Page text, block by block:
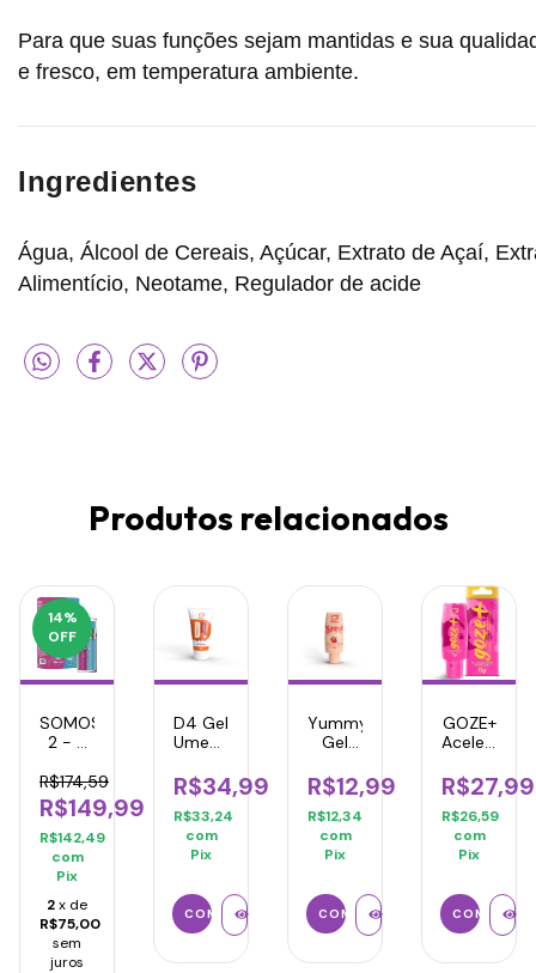
Para que suas funções sejam mantidas e sua
e fresco, em temperatura ambiente.
Ingredientes
Água, Álcool de Cereais, Açúcar, Extrato de Açaí,
Alimentício, Neotame, Regulador de acide
Produtos relacionados
14%
OFF
SOMOS
2 - 2
R$174,59
R$149,99
R$142,49
com
Pix
2x de
R$75,00
sem
juros
D4 Gel
Umectante
Hot
60g
R$34,99
R$33,24
com
Pix
Yummy
Gel
Morango
com
Champagne
15ml
R$12,99
R$12,34
com
Pix
GOZE+
Acelerador
Prazer,
Excitante
Feminino
15gr
R$27,99
R$26,59
com
Pix